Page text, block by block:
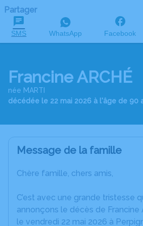
Partager
SMS WhatsApp Facebook
Francine ARCHÉ
née MARTI
décédée le 22 mai 2026 à l'âge de 90
Message de la famille
Chère famille, chers amis,
C’est avec une grande tristesse
annonçons le décès de Francine
le vendredi 22 mai 2026 à